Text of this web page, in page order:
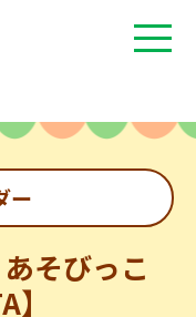
ー
そびっこ
】